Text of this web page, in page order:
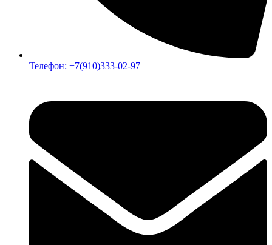
Телефон: +7(910)333-02-97